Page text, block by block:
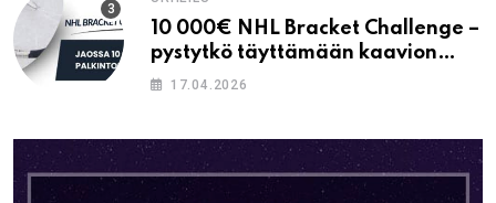
10 000€ NHL Bracket Challenge –
pystytkö täyttämään kaavion
oikein?
17.04.2026